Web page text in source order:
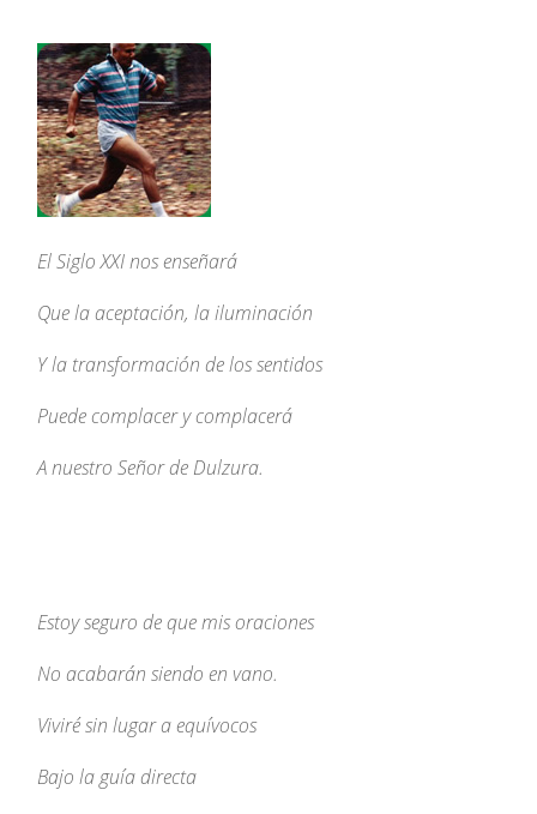
El Siglo XXI nos enseñará
Que la aceptación, la iluminación
Y la transformación de los sentidos
Puede complacer y complacerá
A nuestro Señor de Dulzura.
Estoy seguro de que mis oraciones
No acabarán siendo en vano.
Viviré sin lugar a equívocos
Bajo la guía directa